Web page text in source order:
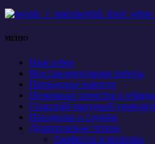
МЕНЮ
Наш собор
Восстановительные работы
Приходские новости
Церковные таинства и обряды
Спасский народный
Праздники и службы
Душеполезное чтение
Акафисты и молитвы